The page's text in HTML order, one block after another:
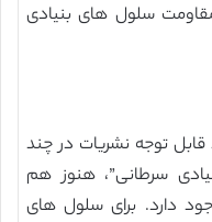
سلول های بنیادی
قابل توجه نشریات در چند
سرطانی”، هنوز هم
دارد. برای سلول های